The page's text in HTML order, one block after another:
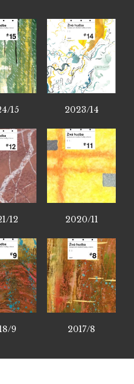
15 2023/14
12 2020/11
9 2017/8